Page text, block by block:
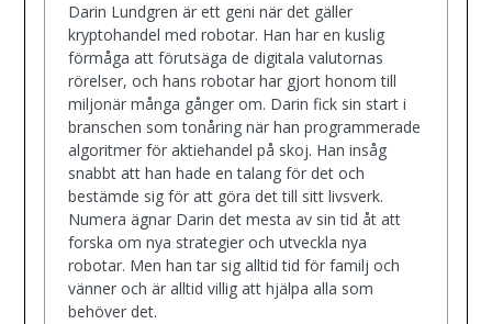
Darin Lundgren är ett geni när det gäller
kryptohandel med robotar. Han har en kuslig
förmåga att förutsäga de digitala valutornas
rörelser, och hans robotar har gjort honom till
miljonär många gånger om. Darin fick sin start i
branschen som tonåring när han programmerade
algoritmer för aktiehandel på skoj. Han insåg
snabbt att han hade en talang för det och
bestämde sig för att göra det till sitt livsverk.
Numera ägnar Darin det mesta av sin tid åt att
forska om nya strategier och utveckla nya
robotar. Men han tar sig alltid tid för familj och
vänner och är alltid villig att hjälpa alla som
behöver det.